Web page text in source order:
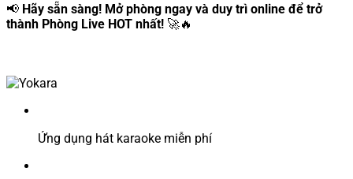
📢 Hãy sẵn sàng! Mở phòng ngay và duy trì online để trở
thành Phòng Live HOT nhất! 🚀🔥
Ứng dụng hát karaoke miễn phí